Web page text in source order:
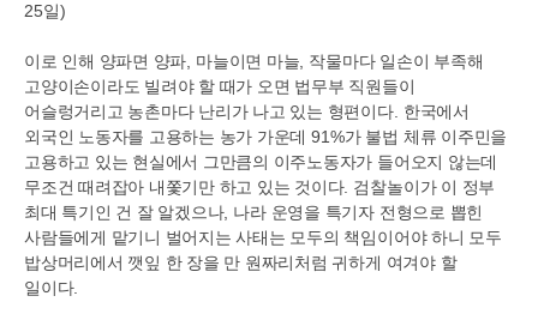
25일)
이로 인해 양파면 양파, 마늘이면 마늘, 작물마다 일손이 부족해
고양이손이라도 빌려야 할 때가 오면 법무부 직원들이
어슬렁거리고 농촌마다 난리가 나고 있는 형편이다. 한국에서
외국인 노동자를 고용하는 농가 가운데 91%가 불법 체류 이주민을
고용하고 있는 현실에서 그만큼의 이주노동자가 들어오지 않는데
무조건 때려잡아 내쫓기만 하고 있는 것이다. 검찰놀이가 이 정부
최대 특기인 건 잘 알겠으나, 나라 운영을 특기자 전형으로 뽑힌
사람들에게 맡기니 벌어지는 사태는 모두의 책임이어야 하니 모두
밥상머리에서 깻잎 한 장을 만 원짜리처럼 귀하게 여겨야 할
일이다.